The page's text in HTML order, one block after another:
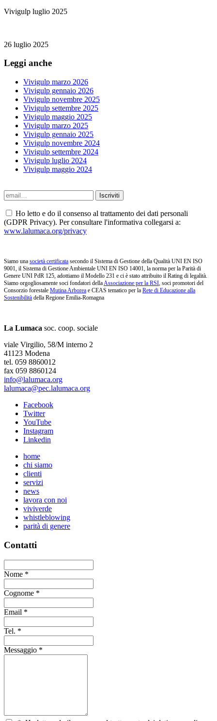
Vivigulp luglio 2025
26 luglio 2025
Leggi anche
Vivigulp marzo 2026
Vivigulp gennaio 2026
Vivigulp novembre 2025
Vivigulp settembre 2025
Vivigulp maggio 2025
Vivigulp marzo 2025
Vivigulp gennaio 2025
Vivigulp novembre 2024
Vivigulp settembre 2024
Vivigulp luglio 2024
Vivigulp maggio 2024
Ho letto e do il consenso al trattamento dei dati personali
(GDPR Privacy). Per consultare l'informativa collegarsi a:
www.lalumaca.org/privacy
Siamo una società certificata secondo il Sistema di Gestione della Qualità UNI EN ISO
9001, il Sistema di Gestione Ambientale UNI EN ISO 14001, la norma per la Parità di
Genere UNI PdR 125, adottiamo il Modello 231 e ci è stato attribuito il Rating di legalità.
Siamo orgogliosamente soci fondatori dellaAssociazione per la RSI, soci promotori del
Consorzio forestale Mutina Arborea e CEAS tematico per la Rete di Educazione alla
Sostenibilità della Regione Emilia-Romagna
La Lumaca soc. coop. sociale
viale Virgilio, 58/M interno 2
41123 Modena
tel. 059 8860012
fax 059 8860124
info@lalumaca.org
lalumaca@pec.lalumaca.org
Facebook
Twitter
YouTube
Instagram
Linkedin
home
chi siamo
clienti
servizi
news
lavora con noi
viviverde
whistleblowing
parità di genere
Contatti
Nome *
Cognome *
Email *
Tel. *
Messaggio *